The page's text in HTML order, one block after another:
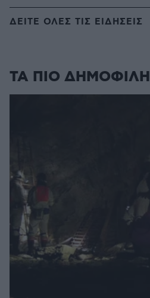
ΔΕΙΤΕ ΟΛΕΣ ΤΙΣ ΕΙΔΗΣΕΙΣ
ΤΑ ΠΙΟ ΔΗΜΟΦΙΛΗ